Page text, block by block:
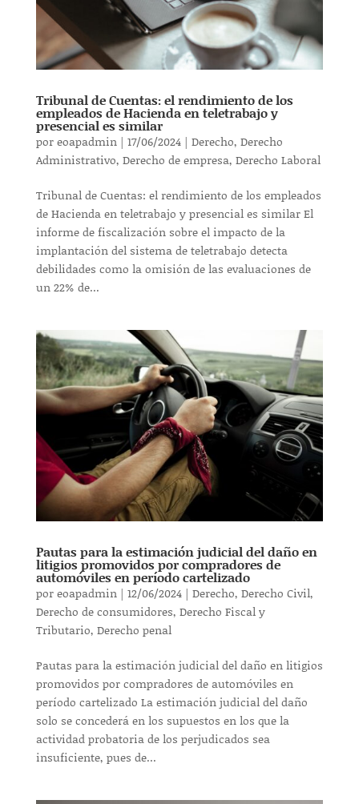
Tribunal de Cuentas: el rendimiento de los
empleados de Hacienda en teletrabajo y
presencial es similar
poreoapadmin| 17/06/2024| Derecho, Derecho
Administrativo, Derecho de empresa, Derecho Laboral
Tribunal de Cuentas: el rendimiento de los empleados
de Hacienda en teletrabajo y presencial es similar El
informe de fiscalización sobre el impacto de la
implantación del sistema de teletrabajo detecta
debilidades como la omisión de las evaluaciones de
un 22% de...
Pautas para la estimación judicial del daño en
litigios promovidos por compradores de
automóviles en período cartelizado
poreoapadmin| 12/06/2024| Derecho, Derecho Civil,
Derecho de consumidores, Derecho Fiscal y
Tributario, Derecho penal
Pautas para la estimación judicial del daño en litigios
promovidos por compradores de automóviles en
período cartelizado La estimación judicial del daño
solo se concederá en los supuestos en los que la
actividad probatoria de los perjudicados sea
insuficiente, pues de...